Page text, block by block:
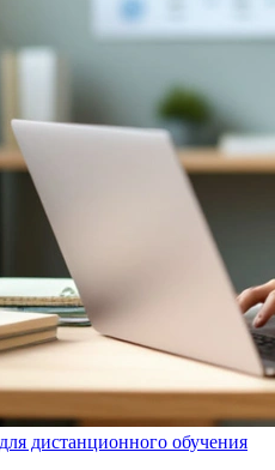
дистанционного обучения